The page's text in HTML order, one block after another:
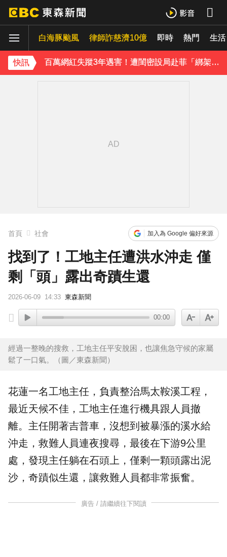
白海豚颱風 律師詐慈濟10億 即時 熱門 生活
快訊
庹宗康資產全給老婆！「名下只剩1台車」結婚15年保鮮秘訣曝
百萬網紅失蹤3年遇害！遭閨密設局赴菲「綁架撕票」千萬贖金救不回
首頁 社會 加入為 Google 偏好來源
找到了！工地主任遭洪水沖走 僅
剩「頭」露出奇蹟生還
2026-06-09 14:33 東森新聞
00:00
經過一整晚的搜救，工地主任平安脫困，也讓焦急守候的家屬
鬆了一口氣。（圖／東森新聞）
花蓮一名工地主任 ，負責整治馬太鞍溪工程，
最近天候不佳，工地主任進行機具跟人員撤
離。主任開著吉普車，沒想到被暴漲的溪水給
沖走，救難人員連夜搜尋，最後在下游9公里
處，發現主任躺在石頭上，僅剩一顆頭露出泥
沙，奇蹟似生還 ，讓救難人員都非常振奮。
廣告 / 請繼續往下閱讀